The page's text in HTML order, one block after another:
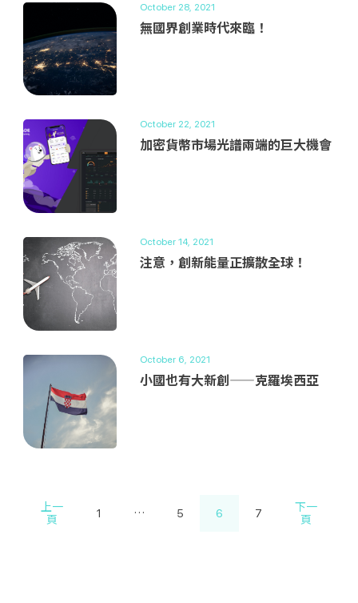
October 28, 2021
無國界創業時代來臨！
October 22, 2021
加密貨幣市場光譜兩端的巨大機會
October 14, 2021
注意，創新能量正擴散全球！
October 6, 2021
​​​​小國也有大新創——克羅埃西亞
上一
頁
1 … 5 6 7
下一
頁